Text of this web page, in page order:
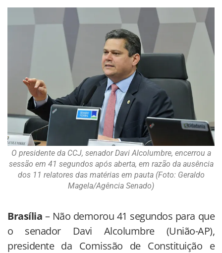
O presidente da CCJ, senador Davi Alcolumbre, encerrou a
sessão em 41 segundos após aberta, em razão da ausência
dos 11 relatores das matérias em pauta (Foto: Geraldo
Magela/Agência Senado)
Brasília – Não demorou 41 segundos para que
o senador Davi Alcolumbre (União-AP),
presidente da Comissão de Constituição e